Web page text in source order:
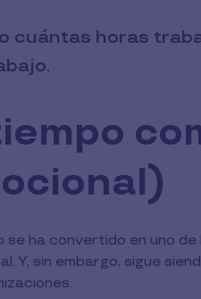
cuántas horas
se ha convertido en uno
Y, sin embargo, sigue